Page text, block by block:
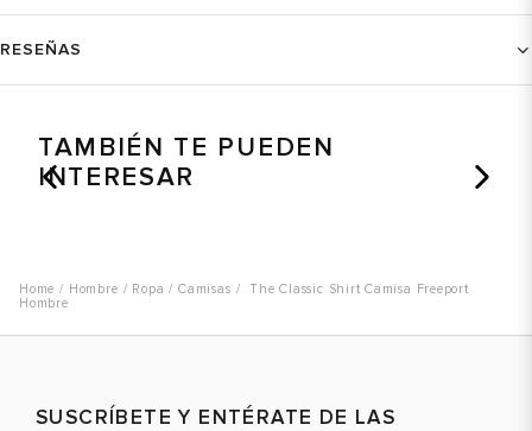
RESEÑAS
TAMBIÉN TE PUEDEN
INTERESAR
Hombre Ropa Camisas
The Classic Shirt Camisa Freeport
Hombre
SUSCRÍBETE Y ENTÉRATE DE LAS